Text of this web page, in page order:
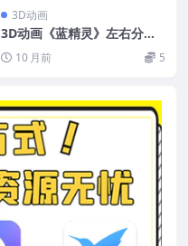
3D动画
3D动画《蓝精灵》左右分屏
格式 高清 百度网盘 下载
10 月前 5